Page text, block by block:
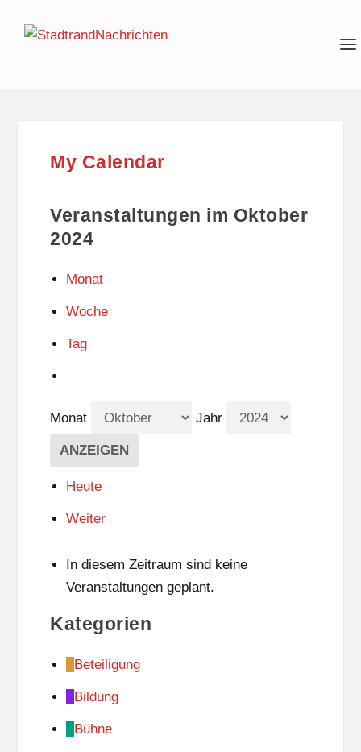
My Calendar
Veranstaltungen im Oktober
2024
Monat
Woche
Tag
Monat Jahr
Heute
Weiter
In diesem Zeitraum sind keine
Veranstaltungen geplant.
Kategorien
Beteiligung
Bildung
Bühne